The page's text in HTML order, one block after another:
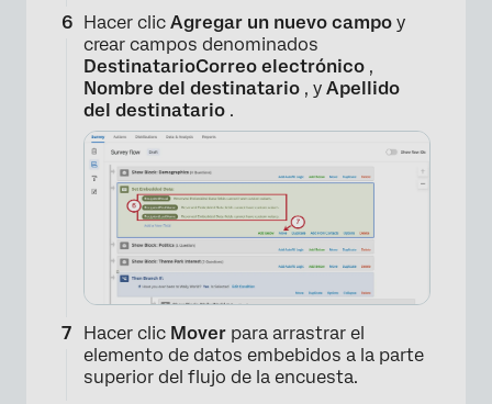
Hacer clic Agregar un nuevo campo y
crear campos denominados
DestinatarioCorreo electrónico ,
Nombre del destinatario , y Apellido
del destinatario .
Hacer clic Mover para arrastrar el
elemento de datos embebidos a la parte
superior del flujo de la encuesta.